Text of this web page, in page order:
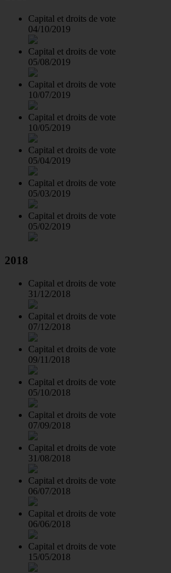
Capital et droits de vote
04/10/2019
Capital et droits de vote
05/08/2019
Capital et droits de vote
10/07/2019
Capital et droits de vote
10/05/2019
Capital et droits de vote
05/04/2019
Capital et droits de vote
05/03/2019
Capital et droits de vote
05/02/2019
2018
Capital et droits de vote
31/12/2018
Capital et droits de vote
07/12/2018
Capital et droits de vote
09/11/2018
Capital et droits de vote
05/10/2018
Capital et droits de vote
07/09/2018
Capital et droits de vote
31/08/2018
Capital et droits de vote
06/07/2018
Capital et droits de vote
06/06/2018
Capital et droits de vote
15/05/2018